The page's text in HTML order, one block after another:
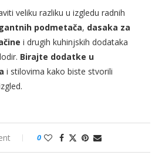
veliku razliku u izgledu radnih
podmetača, dasaka za
i drugih kuhinjskih dodataka
Birajte dodatke u
i stilovima kako biste stvorili
0